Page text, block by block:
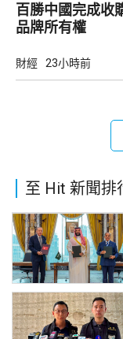
百勝中國完成收
品牌所有權
財經 23小時前
至 Hit 新聞排